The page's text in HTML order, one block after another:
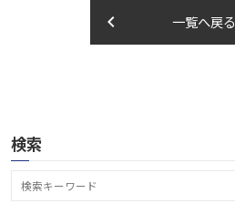
一覧へ戻る
keyboard_arrow_left
検索